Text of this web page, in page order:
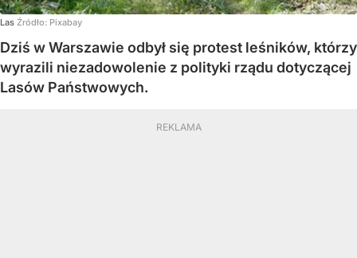
Las Źródło: Pixabay
Dziś w Warszawie odbył się protest leśników, którzy
wyrazili niezadowolenie z polityki rządu dotyczącej
Lasów Państwowych.